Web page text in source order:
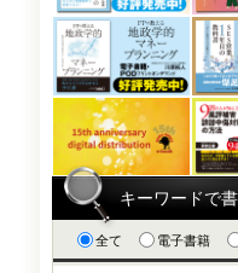
キーワードで
全て 電子書籍